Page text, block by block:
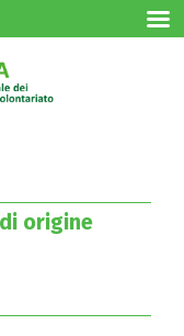
origine